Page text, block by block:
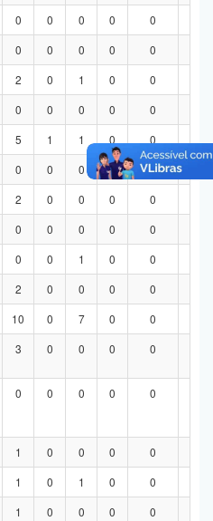
0 0 0 0 0
0 0 0 0 0
2 0 1 0 0
0 0 0 0 0
5 1 1 0 0
0 0 0 0 0
2 0 0 0 0
0 0 0 0 0
0 0 1 0 0
2 0 0 0 0
10 0 7 0 0
3 0 0 0 0
0 0 0 0 0
1 0 0 0 0
1 0 1 0 0
1 0 0 0 0